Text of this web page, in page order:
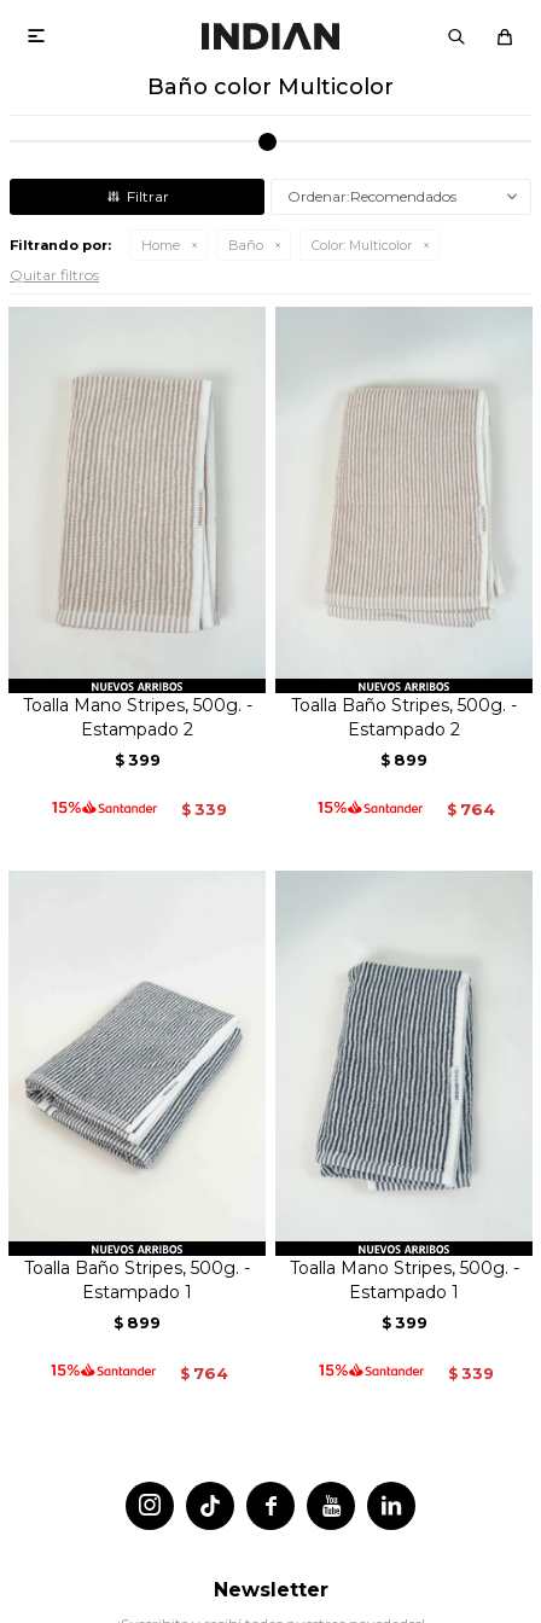

Baño color Multicolor
Recomendados
Filtrando por: Home Baño Color: Multicolor
Quitar filtros
Toalla Mano Stripes, 500g. -
Estampado 2
$ 399
$ 339
Toalla Baño Stripes, 500g. -
Estampado 2
$ 899
$ 764
Toalla Baño Stripes, 500g. -
Estampado 1
$ 899
$ 764
Toalla Mano Stripes, 500g. -
Estampado 1
$ 399
$ 339
 
 
Newsletter